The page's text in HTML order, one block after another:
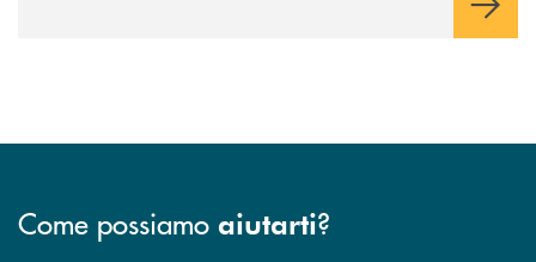
Come possiamo aiutarti?